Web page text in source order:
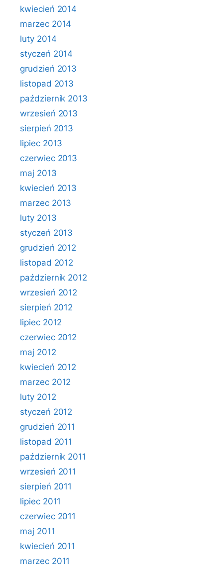
kwiecień 2014
marzec 2014
luty 2014
styczeń 2014
grudzień 2013
listopad 2013
październik 2013
wrzesień 2013
sierpień 2013
lipiec 2013
czerwiec 2013
maj 2013
kwiecień 2013
marzec 2013
luty 2013
styczeń 2013
grudzień 2012
listopad 2012
październik 2012
wrzesień 2012
sierpień 2012
lipiec 2012
czerwiec 2012
maj 2012
kwiecień 2012
marzec 2012
luty 2012
styczeń 2012
grudzień 2011
listopad 2011
październik 2011
wrzesień 2011
sierpień 2011
lipiec 2011
czerwiec 2011
maj 2011
kwiecień 2011
marzec 2011